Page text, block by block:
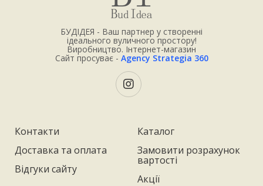
БУДІДЕЯ - Ваш партнер у створенні
ідеального вуличного простору!
Виробництво. Інтернет-магазин
Сайт просуває - Agency Strategia 360
Контакти
Доставка та оплата
Відгуки сайту
Каталог
Замовити розрахунок
вартості
Акції